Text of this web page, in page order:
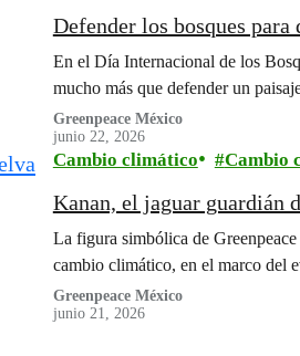
Defender los bosques
En el Día Internacional de los
mucho más que defender un
Greenpeace México
junio 22, 2026
Cambio climático Cambio
Kanan, el jaguar guardián
La figura simbólica de
cambio climático, en el marco del
Greenpeace México
junio 21, 2026